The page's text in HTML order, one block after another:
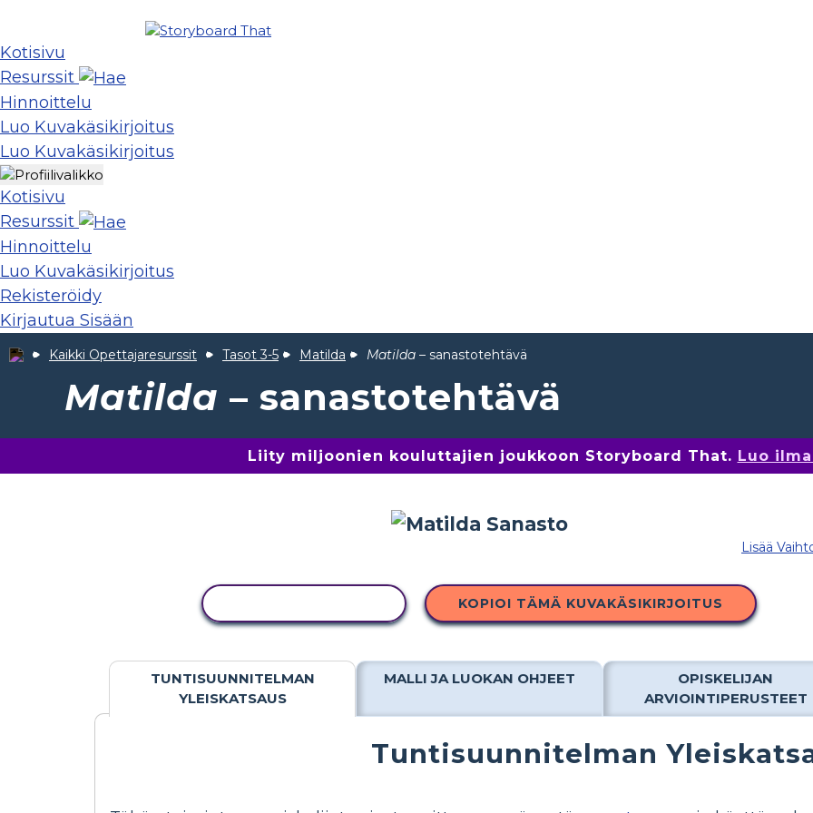
Kotisivu
Resurssit
Hinnoittelu
Luo Kuvakäsikirjoitus
Luo Kuvakäsikirjoitus
Kotisivu
Resurssit
Hinnoittelu
Luo Kuvakäsikirjoitus
Rekisteröidy
Kirjautua Sisään
Kaikki Opettajaresurssit Tasot 3-5 Matilda Matilda – sanastotehtävä
Matilda – sanastotehtävä
Liity miljoonien kouluttajien joukkoon Storyboard That. Luo
Lisää
KOPIOI TÄMÄ KUVAKÄSIKIRJOITUS
TUNTISUUNNITELMAN
YLEISKATSAUS
MALLI JA LUOKAN OHJEET
OPISKELIJAN
ARVIOINTIPERUSTEET
Tuntisuunnitelman